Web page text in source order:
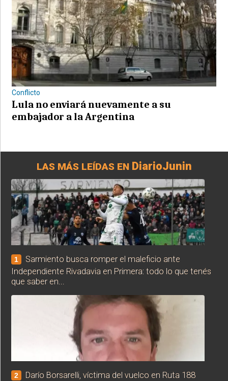
Conflicto
Lula no enviará nuevamente a su
embajador a la Argentina
LAS MÁS LEÍDAS ENDiarioJunin
1
Sarmiento busca romper el maleficio ante
Independiente Rivadavia en Primera: todo lo que tenés
que saber en...
2 Darío Borsarelli, víctima del vuelco en Ruta 188